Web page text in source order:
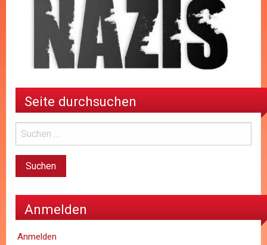
Seite durchsuchen
Anmelden
Anmelden